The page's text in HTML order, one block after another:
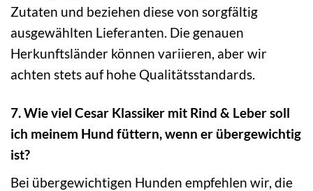
Zutaten und beziehen diese von sorgfältig
ausgewählten Lieferanten. Die genauen
Herkunftsländer können variieren, aber wir
achten stets auf hohe Qualitätsstandards.
7. Wie viel Cesar Klassiker mit Rind & Leber soll
ich meinem Hund füttern, wenn er übergewichtig
ist?
Bei übergewichtigen Hunden empfehlen wir, die